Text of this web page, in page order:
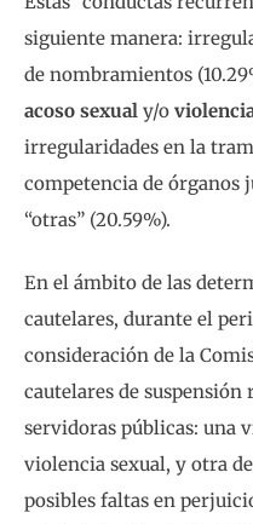
siguiente manera:
de nombramientos
acoso sexual y/o
irregularidades en la
competencia de órganos
“otras” (20.59%).
En el ámbito de las
cautelares, durante el
consideración de la
cautelares de suspensión
servidoras públicas: una
violencia sexual, y otra
posibles faltas en